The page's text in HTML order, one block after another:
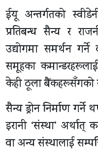
ईयू अन्तर्गतको
प्रतिबन्ध सैन्य र
उद्योगमा समर्थन
समूहका
केही ठूला बैंकहरूसँगको
सैन्य ड्रोन निर्माण
इरानी ‘संस्था’
वा अन्य संस्थालाई